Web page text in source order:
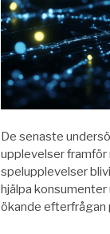
De senaste
upplevelser framför
spelupplevelser
hjälpa
ökande efterfrågan